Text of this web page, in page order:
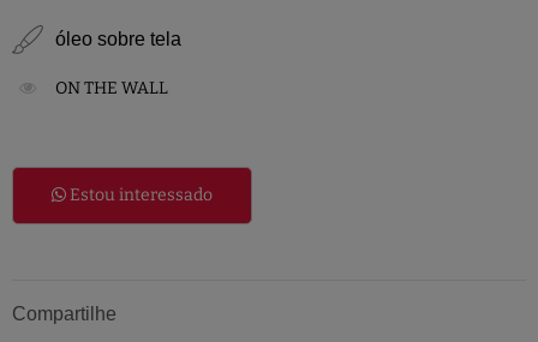
óleo sobre tela
ON THE WALL
Estou interessado
Compartilhe